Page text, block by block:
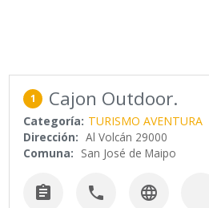
1 Cajon Outdoor.
Categoría: TURISMO AVENTURA
Dirección: Al Volcán 29000
Comuna: San José de Maipo
  